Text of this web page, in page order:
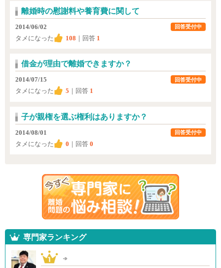
離婚時の慰謝料や養育費に関して
2014/06/02
タメになった
108 ｜回答 1
回答受付中
借金が理由で離婚できますか？
2014/07/15
タメになった
5 ｜回答 1
回答受付中
子が親権を選ぶ権利はありますか？
2014/08/01
タメになった
0 ｜回答 0
回答受付中
専門家ランキング